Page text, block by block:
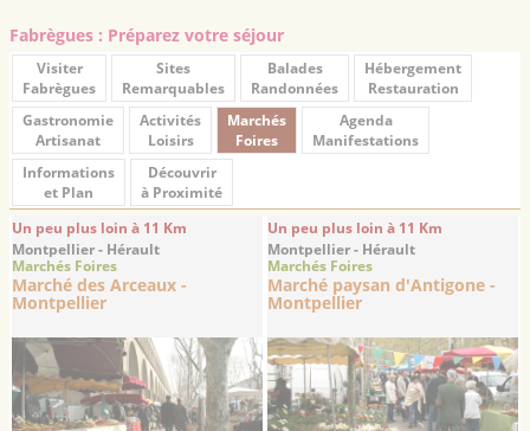
Fabrègues : Préparez votre séjour
Visiter
Fabrègues
Sites
Remarquables
Balades
Randonnées
Hébergement
Restauration
Gastronomie
Artisanat
Activités
Loisirs
Marchés
Foires
Agenda
Manifestations
Informations
et Plan
Découvrir
à Proximité
Un peu plus loin à 11 Km
Montpellier - Hérault
Marchés Foires
Marché des Arceaux -
Montpellier
Un peu plus loin à 11 Km
Montpellier - Hérault
Marchés Foires
Marché paysan d'Antigone -
Montpellier